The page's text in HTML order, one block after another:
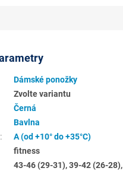
Dámské ponožky
Zvolte variantu
Černá
Bavlna
:
A (od +10° do +35°C)
fitness
43-46 (29-31), 39-42 (26-